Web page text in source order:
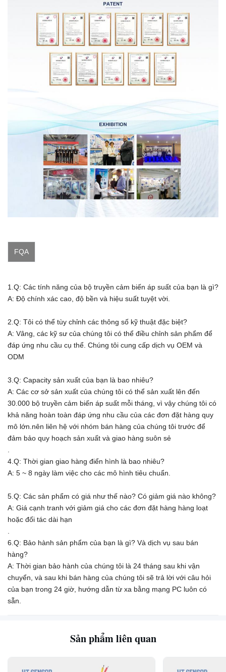
FQA
1.Q: Các tính năng của bộ truyền cảm biến áp suất của bạn là gì?
A: Độ chính xác cao, độ bền và hiệu suất tuyệt vời.
2.Q: Tôi có thể tùy chỉnh các thông số kỹ thuật đặc biệt?
A: Vâng, các kỹ sư của chúng tôi có thể điều chỉnh sản phẩm để
đáp ứng nhu cầu cụ thể. Chúng tôi cung cấp dịch vụ OEM và
ODM
3.Q: Capacity sản xuất của bạn là bao nhiêu?
A: Các cơ sở sản xuất của chúng tôi có thể sản xuất lên đến
30.000 bộ truyền cảm biến áp suất mỗi tháng, vì vậy chúng tôi có
khả năng hoàn toàn đáp ứng nhu cầu của các đơn đặt hàng quy
mô lớn.nên liên hệ với nhóm bán hàng của chúng tôi trước để
đảm bảo quy hoạch sản xuất và giao hàng suôn sẻ
4.Q: Thời gian giao hàng điển hình là bao nhiêu?
A: 5 ~ 8 ngày làm việc cho các mô hình tiêu chuẩn.
5.Q: Các sản phẩm có giá như thế nào? Có giảm giá nào không?
A: Giá cạnh tranh với giảm giá cho các đơn đặt hàng hàng loạt
hoặc đối tác dài hạn
6.Q: Bảo hành sản phẩm của bạn là gì? Và dịch vụ sau bán
hàng?
A: Thời gian bảo hành của chúng tôi là 24 tháng sau khi vận
chuyển, và sau khi bán hàng của chúng tôi sẽ trả lời với câu hỏi
của bạn trong 24 giờ, hướng dẫn từ xa bằng mạng PC luôn có
sẵn.
Sản phẩm liên quan